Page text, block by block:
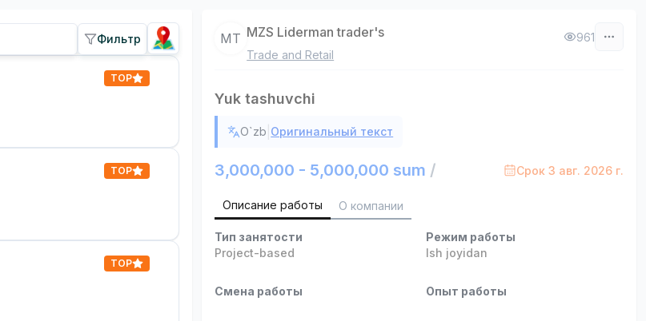
Фильтр
TOP
TOP
TOP
MT MZS Liderman trader's
Trade and Retail
961
Yuk tashuvchi
O`zb Оригинальный текст
3,000,000 - 5,000,000 sum / Срок 3 авг. 2026 г.
Описание работы О компании
Тип занятости
Project-based
Режим работы
Ish joyidan
Смена работы Опыт работы